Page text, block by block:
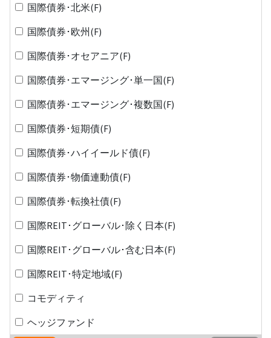
国際債券･北米(F)
国際債券･欧州(F)
国際債券･オセアニア(F)
国際債券･エマージング･単一国(F)
国際債券･エマージング･複数国(F)
国際債券･短期債(F)
国際債券･ハイイールド債(F)
国際債券･物価連動債(F)
国際債券･転換社債(F)
国際REIT･グローバル･除く日本(F)
国際REIT･グローバル･含む日本(F)
国際REIT･特定地域(F)
コモディティ
ヘッジファンド